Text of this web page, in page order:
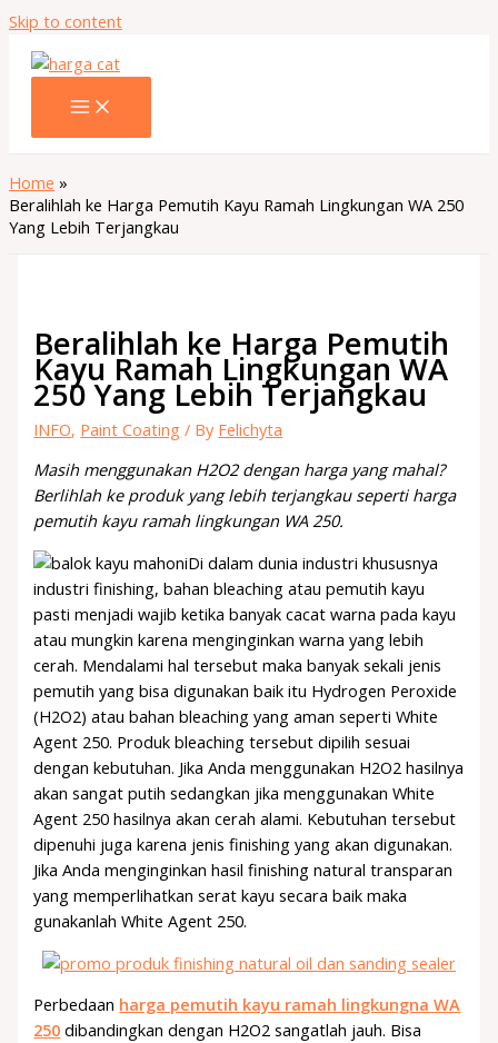
Skip to content
Home
Beralihlah ke Harga Pemutih Kayu Ramah Lingkungan WA 250
Yang Lebih Terjangkau
Beralihlah ke Harga Pemutih
Kayu Ramah Lingkungan WA
250 Yang Lebih Terjangkau
INFO, Paint Coating / By Felichyta
Masih menggunakan H2O2 dengan harga yang mahal?
Berlihlah ke produk yang lebih terjangkau seperti harga
pemutih kayu ramah lingkungan WA 250.
Di dalam dunia industri khususnya
industri finishing, bahan bleaching atau pemutih kayu
pasti menjadi wajib ketika banyak cacat warna pada kayu
atau mungkin karena menginginkan warna yang lebih
cerah. Mendalami hal tersebut maka banyak sekali jenis
pemutih yang bisa digunakan baik itu Hydrogen Peroxide
(H2O2) atau bahan bleaching yang aman seperti White
Agent 250. Produk bleaching tersebut dipilih sesuai
dengan kebutuhan. Jika Anda menggunakan H2O2 hasilnya
akan sangat putih sedangkan jika menggunakan White
Agent 250 hasilnya akan cerah alami. Kebutuhan tersebut
dipenuhi juga karena jenis finishing yang akan digunakan.
Jika Anda menginginkan hasil finishing natural transparan
yang memperlihatkan serat kayu secara baik maka
gunakanlah White Agent 250.
Perbedaan harga pemutih kayu ramah lingkungna WA
250 dibandingkan dengan H2O2 sangatlah jauh. Bisa